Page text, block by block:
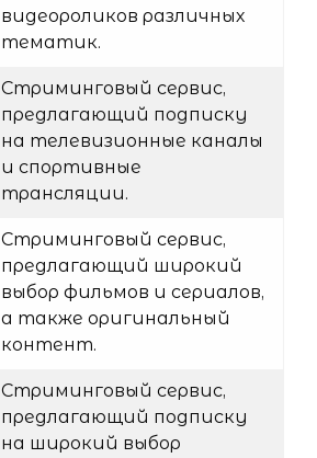
видеороликов различных
тематик.
Стриминговый сервис,
предлагающий подписку
на телевизионные каналы
и спортивные
трансляции.
Стриминговый сервис,
предлагающий широкий
выбор фильмов и сериалов,
а также оригинальный
контент.
Стриминговый сервис,
предлагающий подписку
на широкий выбор